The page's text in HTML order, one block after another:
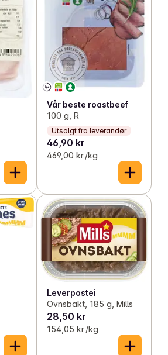
Vår beste roastbeef
100 g, R
Utsolgt fra leverandør
46,90 kr
469,00 kr /kg
Leverpostei
Ovnsbakt, 185 g, Mills
28,50 kr
154,05 kr /kg